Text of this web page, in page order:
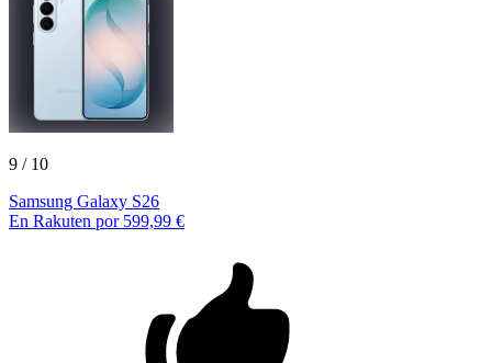
9 / 10
Samsung Galaxy S26
En Rakuten por 599,99 €